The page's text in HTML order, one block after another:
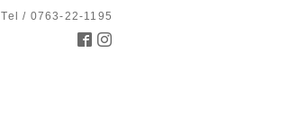
Tel / 0763-22-1195